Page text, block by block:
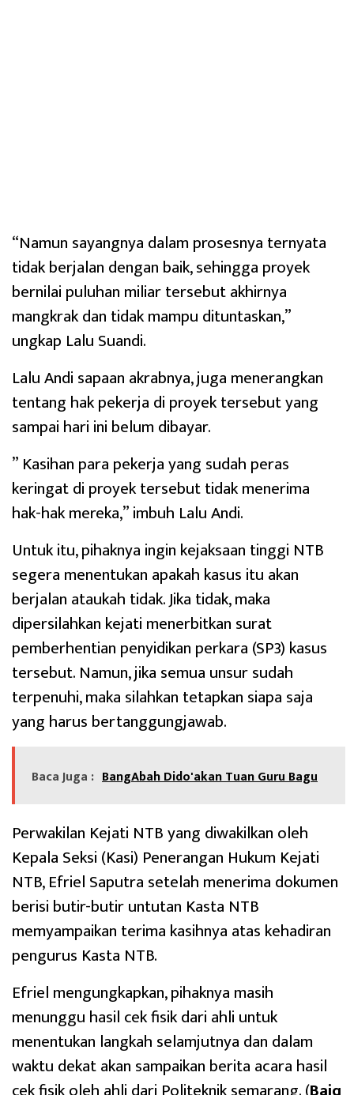
“Namun sayangnya dalam prosesnya ternyata
tidak berjalan dengan baik, sehingga proyek
bernilai puluhan miliar tersebut akhirnya
mangkrak dan tidak mampu dituntaskan,”
ungkap Lalu Suandi.
Lalu Andi sapaan akrabnya, juga menerangkan
tentang hak pekerja di proyek tersebut yang
sampai hari ini belum dibayar.
” Kasihan para pekerja yang sudah peras
keringat di proyek tersebut tidak menerima
hak-hak mereka,” imbuh Lalu Andi.
Untuk itu, pihaknya ingin kejaksaan tinggi NTB
segera menentukan apakah kasus itu akan
berjalan ataukah tidak. Jika tidak, maka
dipersilahkan kejati menerbitkan surat
pemberhentian penyidikan perkara (SP3) kasus
tersebut. Namun, jika semua unsur sudah
terpenuhi, maka silahkan tetapkan siapa saja
yang harus bertanggungjawab.
Baca Juga : BangAbah Dido'akan Tuan Guru Bagu
Perwakilan Kejati NTB yang diwakilkan oleh
Kepala Seksi (Kasi) Penerangan Hukum Kejati
NTB, Efriel Saputra setelah menerima dokumen
berisi butir-butir untutan Kasta NTB
memyampaikan terima kasihnya atas kehadiran
pengurus Kasta NTB.
Efriel mengungkapkan, pihaknya masih
menunggu hasil cek fisik dari ahli untuk
menentukan langkah selamjutnya dan dalam
waktu dekat akan sampaikan berita acara hasil